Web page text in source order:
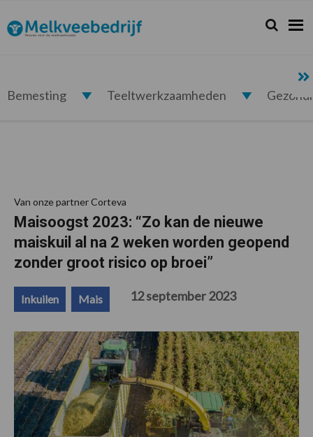
de
hoofdnavigatie
de
hoofd
de
eerste
de
voettekst
Melkveebedrijf.nl Zoeken...
Zoek
Bemesting Teeltwerkzaamheden
Van onze partner Corteva
Maisoogst 2023: “Zo kan de nieuwe
maiskuil al na 2 weken worden geopend
zonder groot risico op broei”
Inkuilen Mais 12 september 2023